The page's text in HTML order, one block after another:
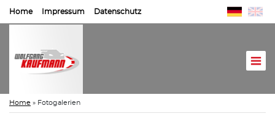
Home Impressum Datenschutz
Home » Fotogalerien